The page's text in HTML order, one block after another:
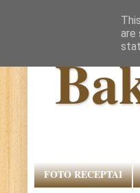
FOTO RECEPTAI
are